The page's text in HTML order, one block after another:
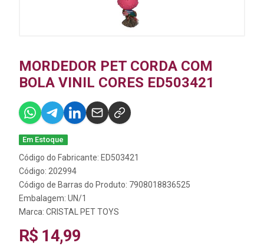
MORDEDOR PET CORDA COM
BOLA VINIL CORES ED503421
Em Estoque
Código do Fabricante: ED503421
Código: 202994
Código de Barras do Produto: 7908018836525
Embalagem: UN/1
Marca: CRISTAL PET TOYS
R$ 14,99